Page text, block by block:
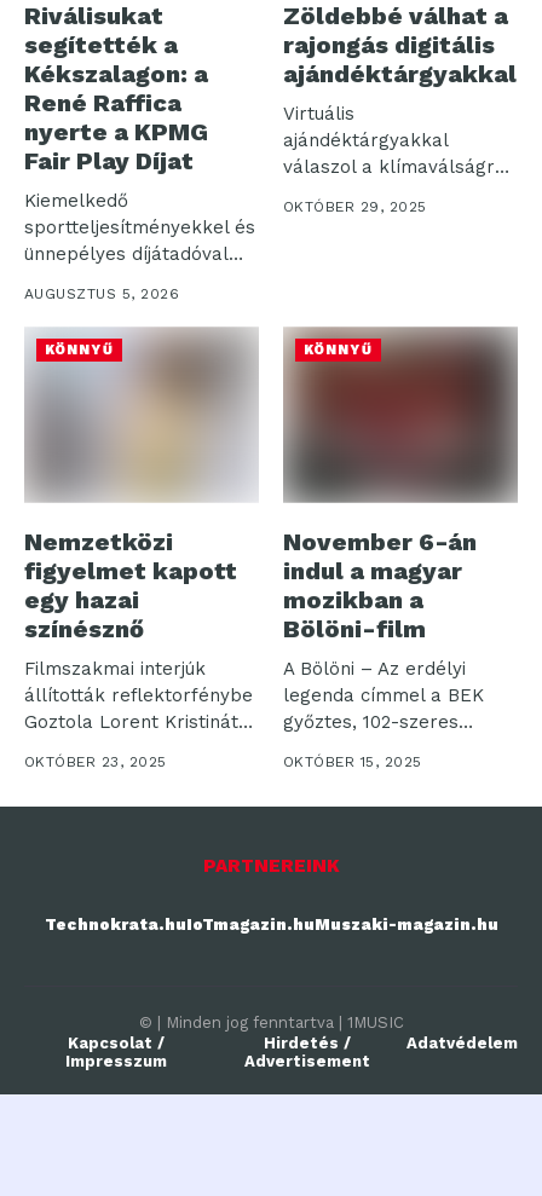
Riválisukat
segítették a
Kékszalagon: a
René Raffica
nyerte a KPMG
Fair Play Díjat
Kiemelkedő
sportteljesítményekkel és
ünnepélyes díjátadóval
Kékszalag Raiffeisen
Nagydíj....
AUGUSZTUS 5, 2026
Zöldebbé válhat a
rajongás digitális
ajándéktárgyakkal
Virtuális
ajándéktárgyakkal
válaszol a klímaválságra
egy magyar csapat
Virtuális relikviákkal
OKTÓBER 29, 2025
KÖNNYŰ
Nemzetközi
figyelmet kapott
egy hazai
színésznő
Filmszakmai interjúk
állították reflektorfénybe
Goztola Lorent Kristinát
Két rangos – Los
Angeles-i...
OKTÓBER 23, 2025
KÖNNYŰ
November 6-án
indul a magyar
mozikban a
Bölöni-film
A Bölöni – Az erdélyi
legenda címmel a BEK
győztes, 102-szeres
válogatott...
OKTÓBER 15, 2025
PARTNEREINK
Technokrata.huIoTmagazin.huMuszaki-magazin.hu
© | Minden jog fenntartva | 1MUSIC
Kapcsolat /
Impresszum
Hirdetés /
Advertisement
Adatvédelem